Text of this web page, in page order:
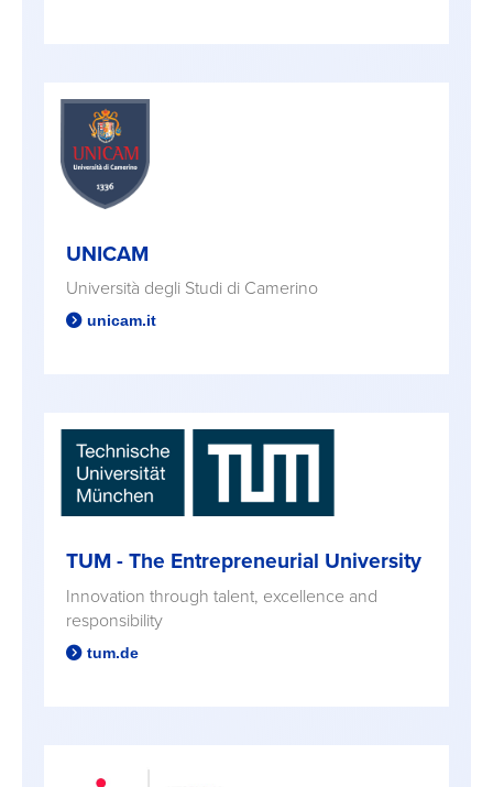
UNICAM
Università degli Studi di Camerino
unicam.it
TUM - The Entrepreneurial University
Innovation through talent, excellence and
responsibility
tum.de